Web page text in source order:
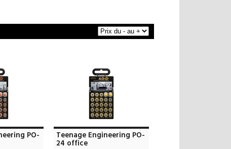
PO- Teenage Engineering PO-
24 office